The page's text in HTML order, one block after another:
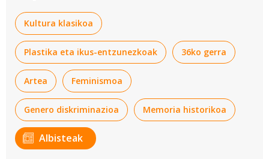
Kultura klasikoa
Plastika eta ikus-entzunezkoak 36ko gerra
Artea Feminismoa
Genero diskriminazioa Memoria historikoa
Albisteak